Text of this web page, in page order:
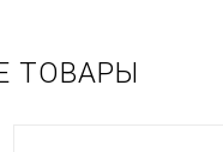
ТОВАРЫ